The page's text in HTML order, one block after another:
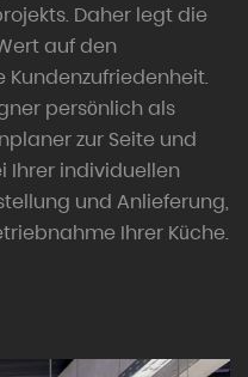
Daher legt die
auf den
Kundenzufriedenheit.
persönlich als
zur Seite und
Ihrer individuellen
und Anlieferung,
Ihrer Küche.